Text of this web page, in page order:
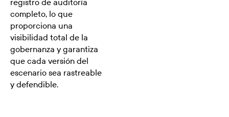
completo, lo que
proporciona una
visibilidad total de la
gobernanza y garantiza
que cada versión del
escenario sea rastreable
y defendible.